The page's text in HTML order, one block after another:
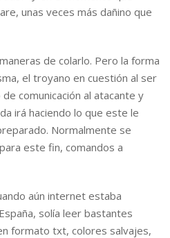
unas veces más dañino que
de colarlo. Pero la forma
el troyano en cuestión al ser
comunicación al atacante y
irá haciendo lo que este le
Normalmente se
este fin, comandos a
aún internet estaba
solía leer bastantes
formato txt, colores salvajes,